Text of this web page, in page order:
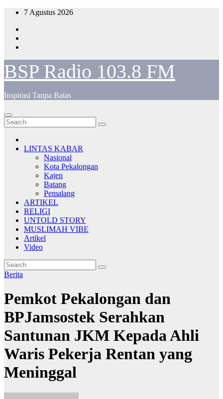
Skip
content
7 Agustus 2026
BSP Radio 103.8 FM
Inspirasi Tanpa Batas
LINTAS KABAR
Nasional
Kota Pekalongan
Kajen
Batang
Pemalang
ARTIKEL
RELIGI
UNTOLD STORY
MUSLIMAH VIBE
Artikel
Video
Berita
Pemkot Pekalongan dan
BPJamsostek Serahkan
Santunan JKM Kepada Ahli
Waris Pekerja Rentan yang
Meninggal